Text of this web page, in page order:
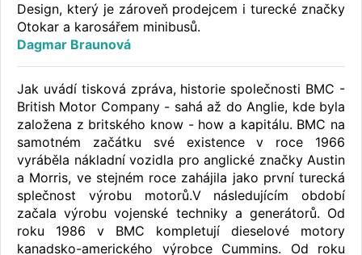
Design, který je zároveň prodejcem i turecké značky
Otokar a karosářem minibusů.
Dagmar Braunová
Jak uvádí tisková zpráva, historie společnosti BMC -
British Motor Company - sahá až do Anglie, kde byla
založena z britského know - how a kapitálu. BMC na
samotném začátku své existence v roce 1966
vyráběla nákladní vozidla pro anglické značky Austin
a Morris, ve stejném roce zahájila jako první turecká
splečnost výrobu motorů.V následujícím období
začala výrobu vojenské techniky a generátorů. Od
roku 1986 v BMC kompletují dieselové motory
kanadsko-amerického výrobce Cummins. Od roku